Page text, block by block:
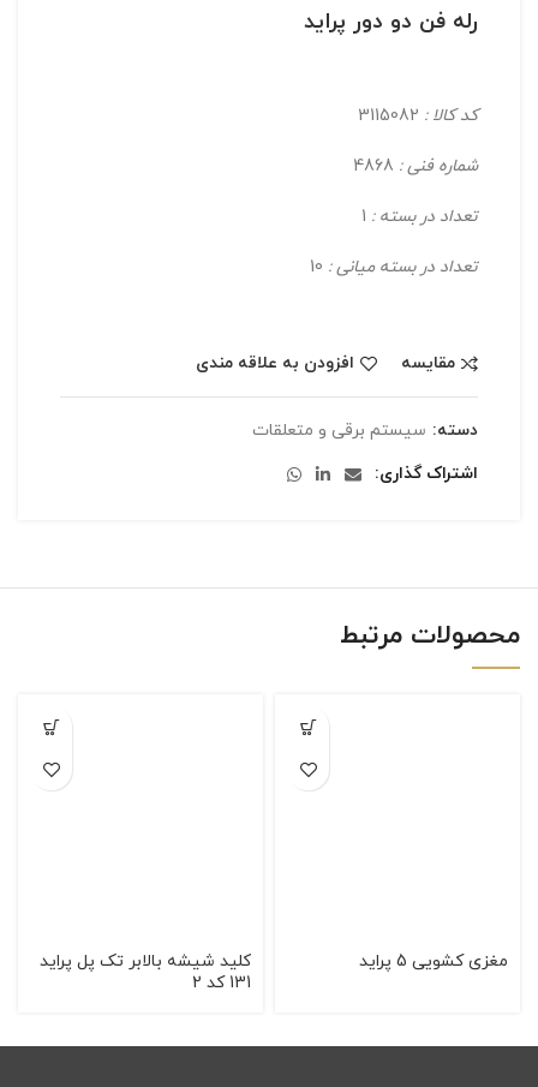
رله فن دو دور پرايد
کد کالا :
شماره فنی :
تعداد در بسته :
تعداد در بسته میانی :
مقایسه افزودن به علاقه مندی
دسته: سیستم برقی و متعلقات
اشتراک گذاری
محصولات مرتبط
مغزی کشویی 5 پراید
کلید شیشه بالابر تک پل پراید
131 کد 2